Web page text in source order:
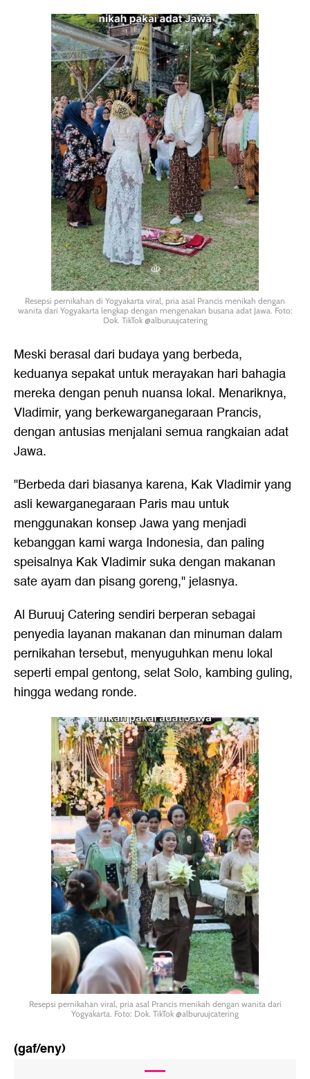
Resepsi pernikahan di Yogyakarta viral, pria asal Prancis menikah dengan
wanita dari Yogyakarta lengkap dengan mengenakan busana adat Jawa. Foto:
Dok. TikTok @alburuujcatering
Meski berasal dari budaya yang berbeda,
keduanya sepakat untuk merayakan hari bahagia
mereka dengan penuh nuansa lokal. Menariknya,
Vladimir, yang berkewarganegaraan Prancis,
dengan antusias menjalani semua rangkaian adat
Jawa.
"Berbeda dari biasanya karena, Kak Vladimir yang
asli kewarganegaraan Paris mau untuk
menggunakan konsep Jawa yang menjadi
kebanggan kami warga Indonesia, dan paling
speisalnya Kak Vladimir suka dengan makanan
sate ayam dan pisang goreng," jelasnya.
Al Buruuj Catering sendiri berperan sebagai
penyedia layanan makanan dan minuman dalam
pernikahan tersebut, menyuguhkan menu lokal
seperti empal gentong, selat Solo, kambing guling,
hingga wedang ronde.
Resepsi pernikahan viral, pria asal Prancis menikah dengan wanita dari
Yogyakarta. Foto: Dok. TikTok @alburuujcatering
(gaf/eny)